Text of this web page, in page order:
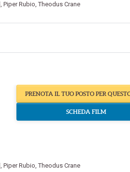
, Piper Rubio,Theodus Crane
, Piper Rubio,Theodus Crane
PRENOTA IL TUO POSTO PER
SCHEDA FILM